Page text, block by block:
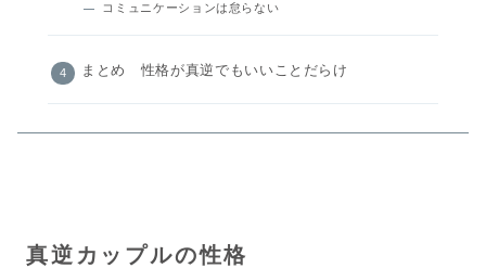
コミュニケーションは怠らない
まとめ 性格が真逆でもいいことだらけ
真逆カップルの性格